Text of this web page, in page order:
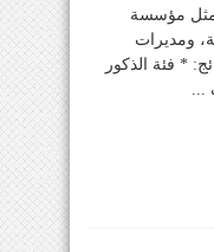
مؤسسة
ومديرات
* فئة الذكور